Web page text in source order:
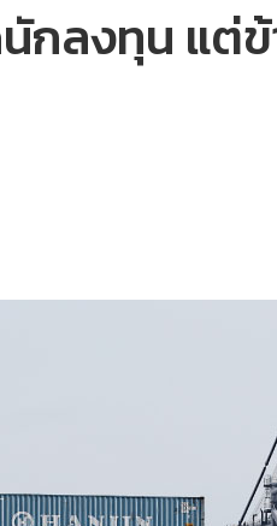
กลงทุน แต่